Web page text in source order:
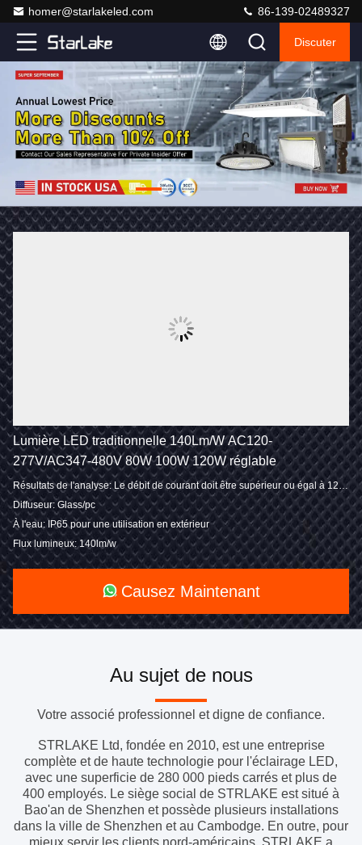
homer@starlakeled.com 86-139-02489327
Discuter
Lumière LED traditionnelle 140Lm/W AC120-
277V/AC347-480V 80W 100W 120W réglable
Résultats de l'analyse: Le débit de courant doit être supérieur ou égal à 120-270V/120-347V/277-480V
Diffuseur: Glass/pc
À l'eau: IP65 pour une utilisation en extérieur
Flux lumineux: 140lm/w
Causez Maintenant
Au sujet de nous
Votre associé professionnel et digne de confiance.
STRLAKE Ltd, fondée en 2010, est une entreprise
complète et de haute technologie pour l'éclairage LED,
avec une superficie de 280 000 pieds carrés et plus de
400 employés. Le siège social de STRLAKE est situé à
Bao'an de Shenzhen et possède plusieurs installations
dans la ville de Shenzhen et au Cambodge. En outre, pour